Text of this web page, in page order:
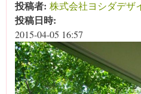
投稿者: 株式会社ヨシダデザ
投稿日時:
2015-04-05 16:57